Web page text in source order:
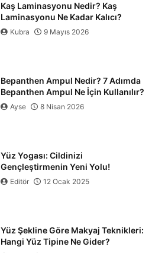
Kaş Laminasyonu Nedir? Kaş
Laminasyonu Ne Kadar Kalıcı?
Kubra 9 Mayıs 2026
Bepanthen Ampul Nedir? 7 Adımda
Bepanthen Ampul Ne İçin Kullanılır?
Ayse 8 Nisan 2026
Yüz Yogası: Cildinizi
Gençleştirmenin Yeni Yolu!
Editör 12 Ocak 2025
Yüz Şekline Göre Makyaj Teknikleri:
Hangi Yüz Tipine Ne Gider?